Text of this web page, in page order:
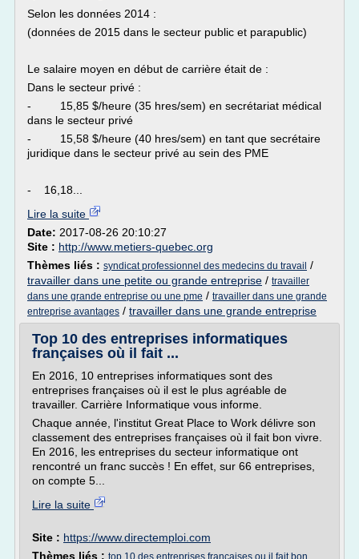
Selon les données 2014 :
(données de 2015 dans le secteur public et parapublic)
Le salaire moyen en début de carrière était de :
Dans le secteur privé :
- 15,85 $/heure (35 hres/sem) en secrétariat médical
dans le secteur privé
- 15,58 $/heure (40 hres/sem) en tant que secrétaire
juridique dans le secteur privé au sein des PME
- 16,18...
Lire la suite
Date: 2017-08-26 20:10:27
Site : http://www.metiers-quebec.org
Thèmes liés : syndicat professionnel des medecins du travail /
travailler dans une petite ou grande entreprise / travailler
dans une grande entreprise ou une pme / travailler dans une grande
entreprise avantages / travailler dans une grande entreprise
Top 10 des entreprises informatiques
françaises où il fait ...
En 2016, 10 entreprises informatiques sont des
entreprises françaises où il est le plus agréable de
travailler. Carrière Informatique vous informe.
Chaque année, l'institut Great Place to Work délivre son
classement des entreprises françaises où il fait bon vivre.
En 2016, les entreprises du secteur informatique ont
rencontré un franc succès ! En effet, sur 66 entreprises,
on compte 5...
Lire la suite
Site : https://www.directemploi.com
Thèmes liés : top 10 des entreprises francaises ou il fait bon